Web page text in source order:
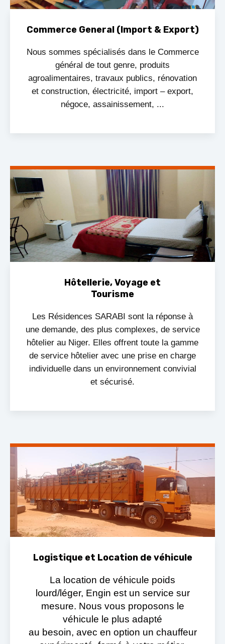
Commerce General (Import & Export)
Nous sommes spécialisés dans le Commerce
général de tout genre, produits
agroalimentaires, travaux publics, rénovation
et construction, électricité, import – export,
négoce, assainissement, ...
Hôtellerie, Voyage et
Tourisme
Les Résidences SARABI sont la réponse à
une demande, des plus complexes, de service
hôtelier au Niger. Elles offrent toute la gamme
de service hôtelier avec une prise en charge
individuelle dans un environnement convivial
et sécurisé.
Logistique et Location de véhicule
La location de véhicule poids
lourd/léger, Engin est un service sur
mesure. Nous vous proposons le
véhicule le plus adapté
au besoin, avec en option un chauffeur